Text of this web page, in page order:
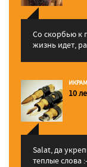
Со скорбью к
жизнь идет,
10
Salat, да
теплые слова